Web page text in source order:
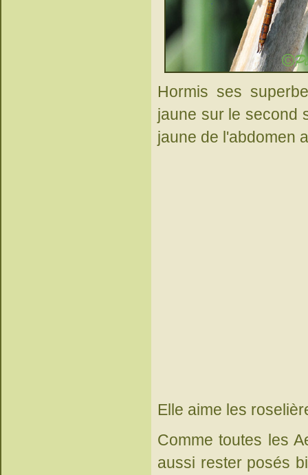
Hormis ses
jaune sur le second
jaune de l'abdomen
Elle aime les
Comme toutes les
aussi rester posés